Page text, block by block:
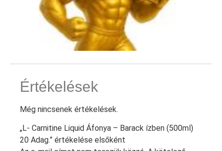
Értékelések
Még nincsenek értékelések.
„L- Carnitine Liquid Áfonya – Barack ízben (500ml)
20 Adag.” értékelése elsőként